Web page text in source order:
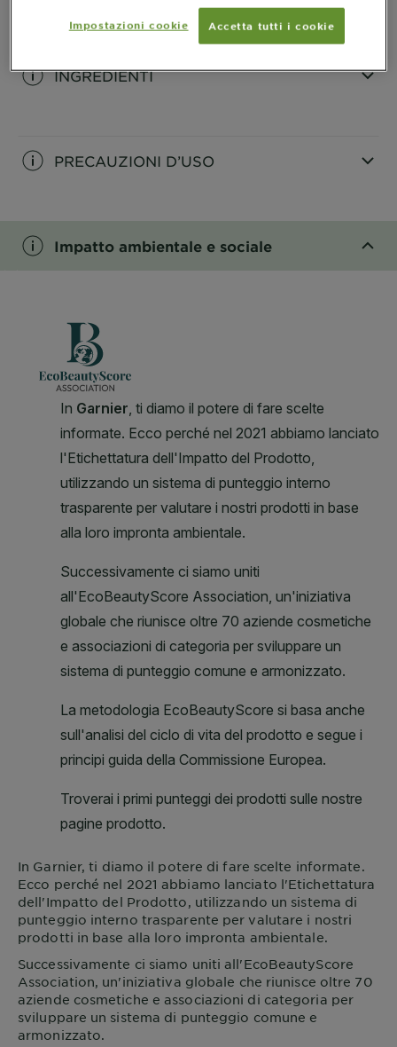
CLOSE SUBPANEL
INGREDIENTI
PRECAUZIONI D’USO
Impatto ambientale e sociale
In Garnier, ti diamo il potere di fare scelte informate.
Ecco perché nel 2021 abbiamo lanciato l'Etichettatura
dell'Impatto del Prodotto, utilizzando un sistema di
punteggio interno trasparente per valutare i nostri
prodotti in base alla loro impronta ambientale.
Successivamente ci siamo uniti all'EcoBeautyScore
Association, un'iniziativa globale che riunisce oltre 70
aziende cosmetiche e associazioni di categoria per
sviluppare un sistema di punteggio comune e
armonizzato.
Impostazioni cookie Accetta tutti i cookie